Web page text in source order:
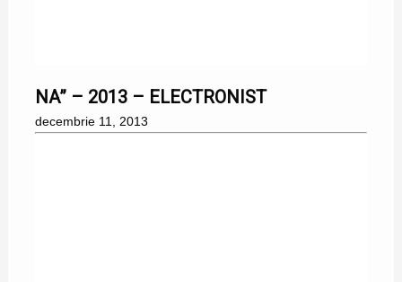
NA” – 2013 – ELECTRONIST
decembrie 11, 2013